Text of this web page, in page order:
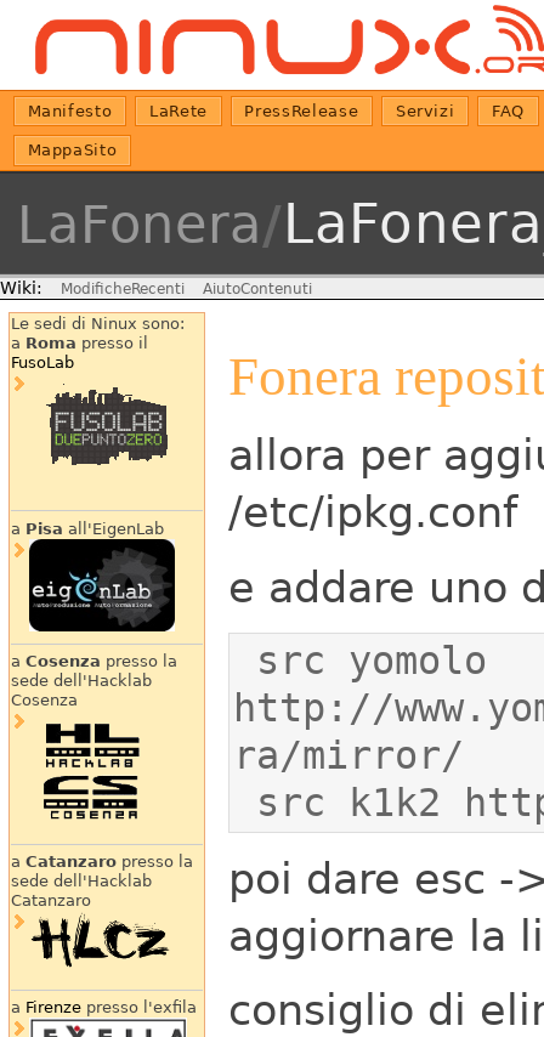
Manifesto LaRete PressRelease Servizi FAQ
MappaSito
LaFonera/
Wiki: ModificheRecenti AiutoContenuti
Le sedi di Ninux sono:
a Roma presso il
FusoLab
a Pisa all'EigenLab
a Cosenza presso la
sede dell'Hacklab
Cosenza
a Catanzaropresso la
sede dell'Hacklab
Catanzaro
a Firenzepresso l'exfila
Fonera
allora per
/etc/ipkg.conf
e addare uno
http://
src k1k2
poi dare esc -
aggiornare la
consiglio di